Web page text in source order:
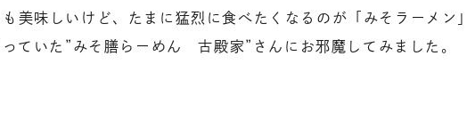
美味しいけど、たまに猛烈に食べたくなるのが「みそラーメン」
ていた”みそ膳らーめん 古殿家”さんにお邪魔してみました。